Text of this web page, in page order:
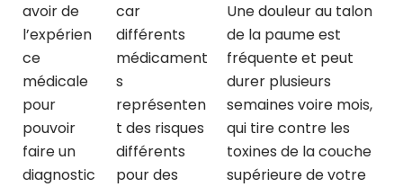
avoir de
l’expérien
ce
médicale
pour
pouvoir
faire un
diagnostic
car
différents
médicament
s
représenten
t des risques
différents
pour des
Une douleur au talon
de la paume est
fréquente et peut
durer plusieurs
semaines voire mois,
qui tire contre les
toxines de la couche
supérieure de votre